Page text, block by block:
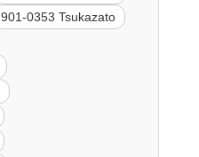
901-0353 Tsukazato